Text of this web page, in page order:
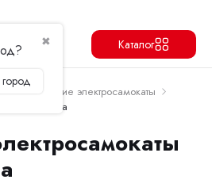
✖ Каталог
Городские электросамокаты
White Siberia
Перейти в корзину